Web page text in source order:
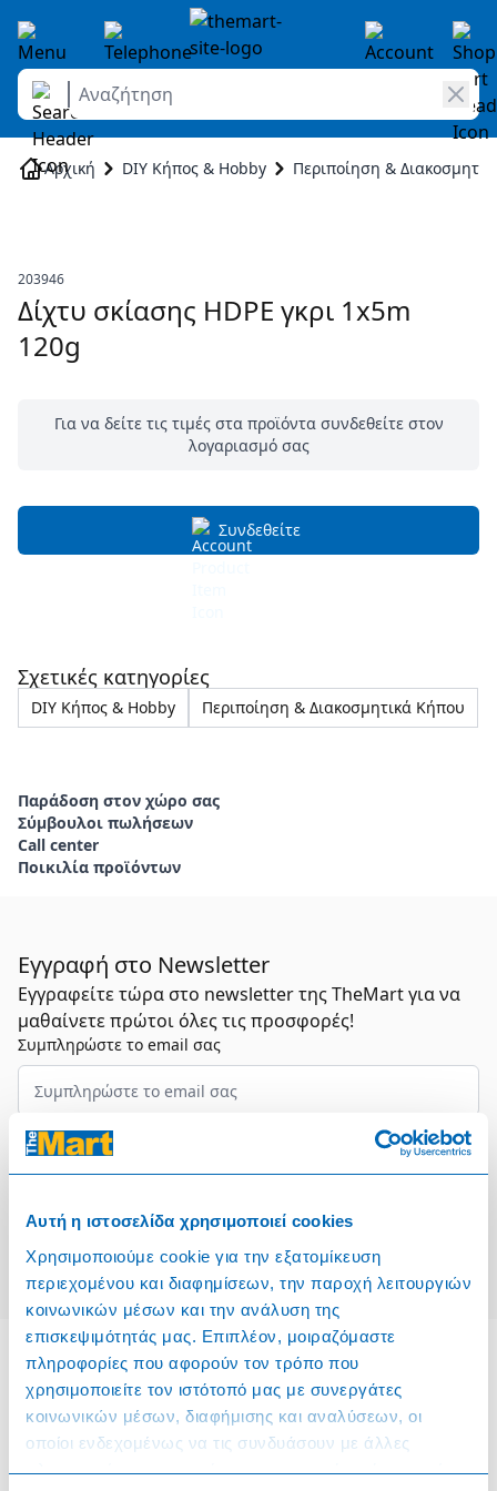
Αυτή η ιστοσελίδα χρησιμοποιεί cookies
Χρησιμοποιούμε cookie για την εξατομίκευση
περιεχομένου και διαφημίσεων, την παροχή λειτουργιών
κοινωνικών μέσων και την ανάλυση της
επισκεψιμότητάς μας. Επιπλέον, μοιραζόμαστε
πληροφορίες που αφορούν τον τρόπο που
χρησιμοποιείτε τον ιστότοπό μας με συνεργάτες
κοινωνικών μέσων, διαφήμισης και αναλύσεων, οι
οποίοι ενδεχομένως να τις συνδυάσουν με άλλες
πληροφορίες που τους έχετε παραχωρήσει ή τις οποίες
Skip to Content
Αναζήτηση
Αρχική DIY Κήπος & Hobby Περιποίηση &
203946
Δίχτυ σκίασης HDPE γκρι 1x5m
120g
Για να δείτε τις τιμές στα προϊόντα συνδεθείτε στον
λογαριασμό σας
Συνδεθείτε
Σχετικές κατηγορίες
DIY Κήπος & Hobby Περιποίηση & Διακοσμητικά Κήπου
Παράδοση στον χώρο σας
Σύμβουλοι πωλήσεων
Call center
Ποικιλία προϊόντων
Εγγραφή στο Newsletter
Εγγραφείτε τώρα στο newsletter της TheMart για να
μαθαίνετε πρώτοι όλες τις προσφορές!
Συμπληρώστε το email σας
Επιλέξτε τον τομέα σας
Πληροφορίες
Όροι & Προϋποθέσεις